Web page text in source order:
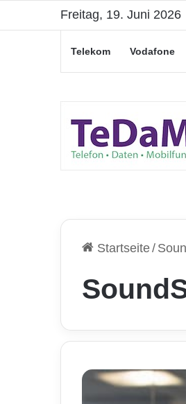
Freitag, 19. Juni 2026
Telekom Vodafone
Startseite/